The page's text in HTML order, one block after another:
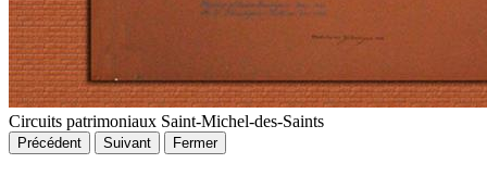
Circuits patrimoniaux Saint-Michel-des-Saints
Précédent Suivant Fermer